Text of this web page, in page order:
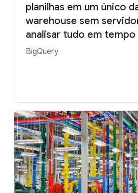
planilhas em um único
warehouse sem
analisar tudo em tempo
BigQuery